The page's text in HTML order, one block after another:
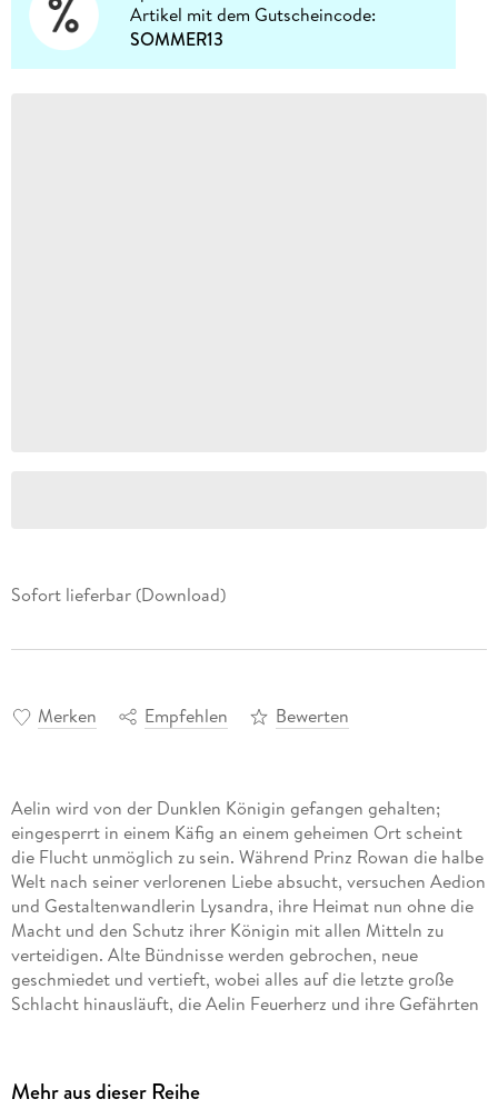
Artikel mit dem Gutscheincode:
SOMMER13
Sofort lieferbar (Download)
Merken Empfehlen Bewerten
Aelin wird von der Dunklen Königin gefangen gehalten;
eingesperrt in einem Käfig an einem geheimen Ort scheint
die Flucht unmöglich zu sein. Während Prinz Rowan die halbe
Welt nach seiner verlorenen Liebe absucht, versuchen Aedion
und Gestaltenwandlerin Lysandra, ihre Heimat nun ohne die
Macht und den Schutz ihrer Königin mit allen Mitteln zu
verteidigen. Alte Bündnisse werden gebrochen, neue
geschmiedet und vertieft, wobei alles auf die letzte große
Schlacht hinausläuft, die Aelin Feuerherz und ihre Gefährten
Dies ist Band 7 der »Throne of Glass«-Reihe. Alle Hörbücher
Mehr aus dieser Reihe